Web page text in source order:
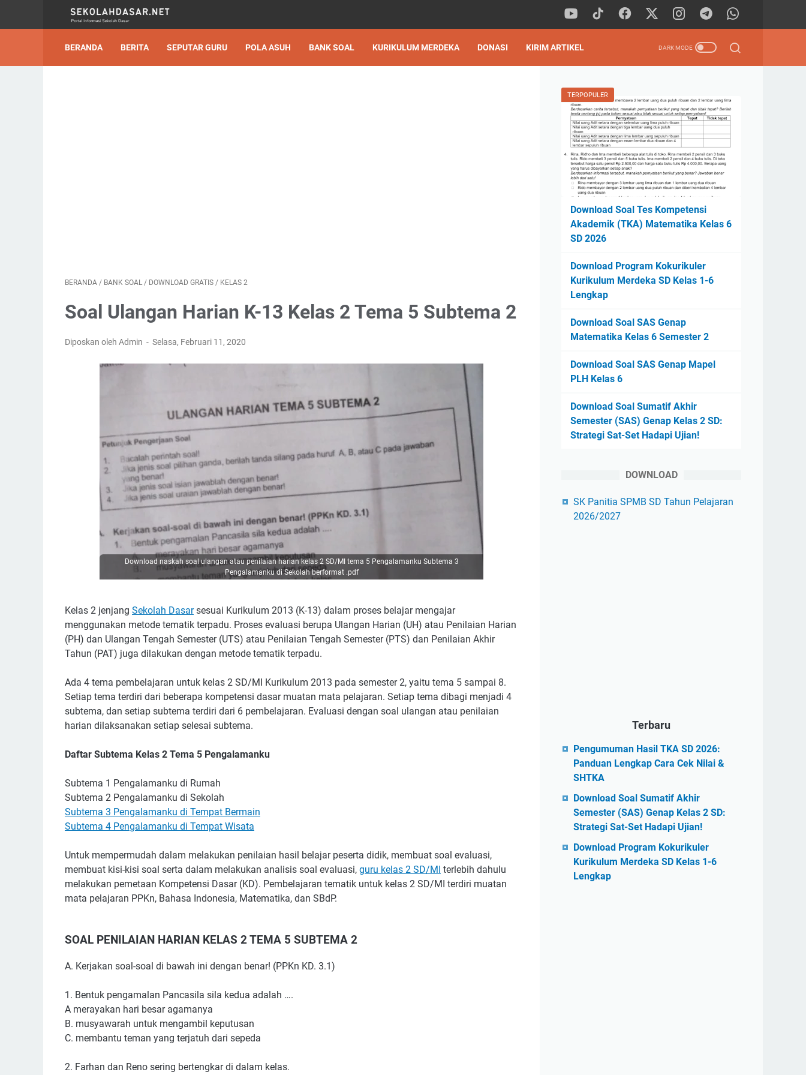
BERANDA BERITA SEPUTAR GURU POLA ASUH BANK SOAL KURIKULUM MERDEKA DONASI KIRIM ARTIKEL
BERANDA / BANK SOAL / DOWNLOAD GRATIS / KELAS 2
Soal Ulangan Harian K-13 Kelas 2 Tema 5 Subtema 2
Diposkan oleh Admin Selasa, Februari 11, 2020
Download naskah soal ulangan atau penilaian harian kelas 2 SD/MI tema 5 Pengalamanku Subtema 3
Pengalamanku di Sekolah berformat .pdf
Kelas 2 jenjang Sekolah Dasarsesuai Kurikulum 2013 (K-13) dalam proses belajar mengajar
menggunakan metode tematik terpadu. Proses evaluasi berupa Ulangan Harian (UH) atau Penilaian Harian
(PH) dan Ulangan Tengah Semester (UTS) atau Penilaian Tengah Semester (PTS) dan Penilaian Akhir
Tahun (PAT) juga dilakukan dengan metode tematik terpadu.
Ada 4 tema pembelajaran untuk kelas 2 SD/MI Kurikulum 2013 pada semester 2, yaitu tema 5 sampai 8.
Setiap tema terdiri dari beberapa kompetensi dasar muatan mata pelajaran. Setiap tema dibagi menjadi 4
subtema, dan setiap subtema terdiri dari 6 pembelajaran. Evaluasi dengan soal ulangan atau penilaian
harian dilaksanakan setiap selesai subtema.
Daftar Subtema Kelas 2 Tema 5 Pengalamanku
Subtema 1 Pengalamanku di Rumah
Subtema 2 Pengalamanku di Sekolah
Subtema 3 Pengalamanku di Tempat Bermain
Subtema 4 Pengalamanku di Tempat Wisata
Untuk mempermudah dalam melakukan penilaian hasil belajar peserta didik, membuat soal evaluasi,
membuat kisi-kisi soal serta dalam melakukan analisis soal evaluasi, guru kelas 2 SD/MI terlebih dahulu
melakukan pemetaan Kompetensi Dasar (KD). Pembelajaran tematik untuk kelas 2 SD/MI terdiri muatan
mata pelajaran PPKn, Bahasa Indonesia, Matematika, dan SBdP.
SOAL PENILAIAN HARIAN KELAS 2 TEMA 5 SUBTEMA 2
A. Kerjakan soal-soal di bawah ini dengan benar! (PPKn KD. 3.1)
1. Bentuk pengamalan Pancasila sila kedua adalah ….
A merayakan hari besar agamanya
B. musyawarah untuk mengambil keputusan
C. membantu teman yang terjatuh dari sepeda
2. Farhan dan Reno sering bertengkar di dalam kelas.
TERPOPULER
Download Soal Tes Kompetensi
Akademik (TKA) Matematika Kelas 6
SD 2026
Download Program Kokurikuler
Kurikulum Merdeka SD Kelas 1-6
Lengkap
Download Soal SAS Genap
Matematika Kelas 6 Semester 2
Download Soal SAS Genap Mapel
PLH Kelas 6
Download Soal Sumatif Akhir
Semester (SAS) Genap Kelas 2 SD:
Strategi Sat-Set Hadapi Ujian!
DOWNLOAD
SK Panitia SPMB SD Tahun Pelajaran
2026/2027
Terbaru
Pengumuman Hasil TKA SD 2026:
Panduan Lengkap Cara Cek Nilai &
SHTKA
Download Soal Sumatif Akhir
Semester (SAS) Genap Kelas 2 SD:
Strategi Sat-Set Hadapi Ujian!
Download Program Kokurikuler
Kurikulum Merdeka SD Kelas 1-6
Lengkap